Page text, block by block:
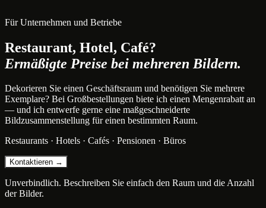
Für Unternehmen und Betriebe
Restaurant, Hotel, Café?
Ermäßigte Preise bei mehreren Bildern.
Dekorieren Sie einen Geschäftsraum und benötigen Sie mehrere
Exemplare? Bei Großbestellungen biete ich einen Mengenrabatt an
— und ich entwerfe gerne eine maßgeschneiderte
Bildzusammenstellung für einen bestimmten Raum.
Restaurants · Hotels · Cafés · Pensionen · Büros
Kontaktieren →
Unverbindlich. Beschreiben Sie einfach den Raum und die Anzahl
der Bilder.